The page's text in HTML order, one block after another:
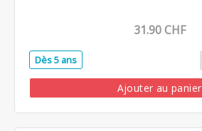
31.90 CHF
Dès 5 ans
Ajouter au panier